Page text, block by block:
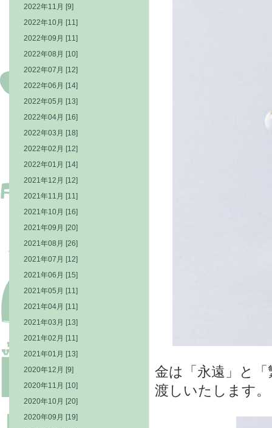
金は「永遠」と
渡しいたします。
2022年11月 [9]
2022年10月 [11]
2022年09月 [11]
2022年08月 [10]
2022年07月 [12]
2022年06月 [14]
2022年05月 [13]
2022年04月 [16]
2022年03月 [18]
2022年02月 [12]
2022年01月 [14]
2021年12月 [12]
2021年11月 [11]
2021年10月 [16]
2021年09月 [20]
2021年08月 [26]
2021年07月 [12]
2021年06月 [15]
2021年05月 [11]
2021年04月 [11]
2021年03月 [13]
2021年02月 [11]
2021年01月 [13]
2020年12月 [9]
2020年11月 [10]
2020年10月 [20]
2020年09月 [19]